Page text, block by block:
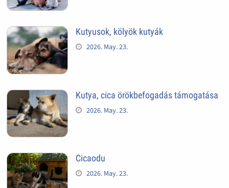
Kutyusok, kölyök kutyák
2026. May. 23.
Kutya, cica örökbefogadás támogatása
2026. May. 23.
Cicaodu
2026. May. 23.